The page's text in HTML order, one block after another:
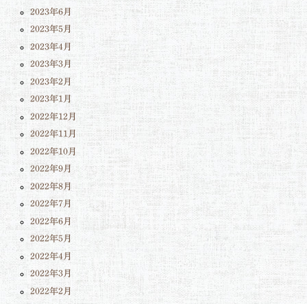
2023年6月
2023年5月
2023年4月
2023年3月
2023年2月
2023年1月
2022年12月
2022年11月
2022年10月
2022年9月
2022年8月
2022年7月
2022年6月
2022年5月
2022年4月
2022年3月
2022年2月